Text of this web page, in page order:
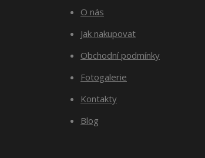
O nás
Jak nakupovat
Obchodní podmínky
Fotogalerie
Kontakty
Blog